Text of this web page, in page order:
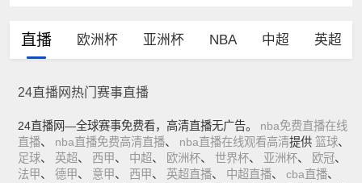
直播 欧洲杯 亚洲杯 NBA 中超 英超
24直播网热门赛事直播
24直播网—全球赛事免费看，高清直播无广告。 nba免费直播在线
直播、 nba直播免费高清直播、 nba直播在线观看高清提供 篮球、
足球、 英超、 西甲、 中超、 欧洲杯、 世界杯、 亚洲杯、 欧冠、
法甲、 德甲、 意甲、 西甲、 英超直播、 中超直播、 cba直播、